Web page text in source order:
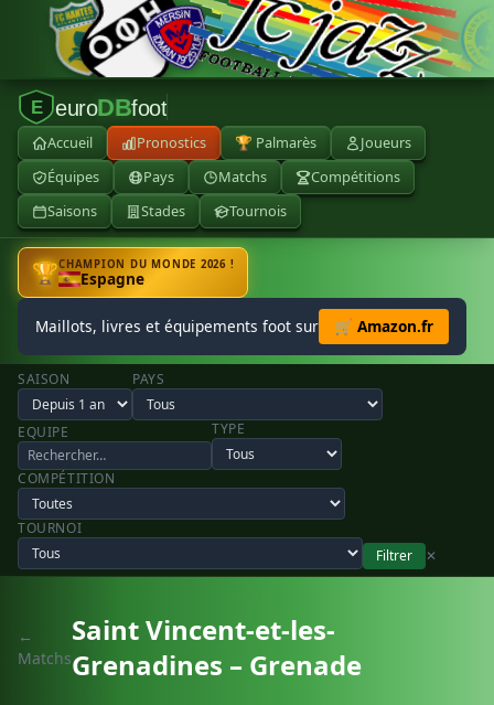
E euroDBfoot
Accueil Pronostics 🏆 Palmarès
Joueurs
Équipes
Pays Matchs
Compétitions
Saisons
Stades Tournois
🏆CHAMPION DU MONDE 2026 !
Espagne
Maillots, livres et équipements foot sur 🛒 Amazon.fr
SAISON PAYS
EQUIPE TYPE
COMPÉTITION
TOURNOI
Filtrer
✕
←
Matchs
Saint Vincent-et-les-
Grenadines – Grenade